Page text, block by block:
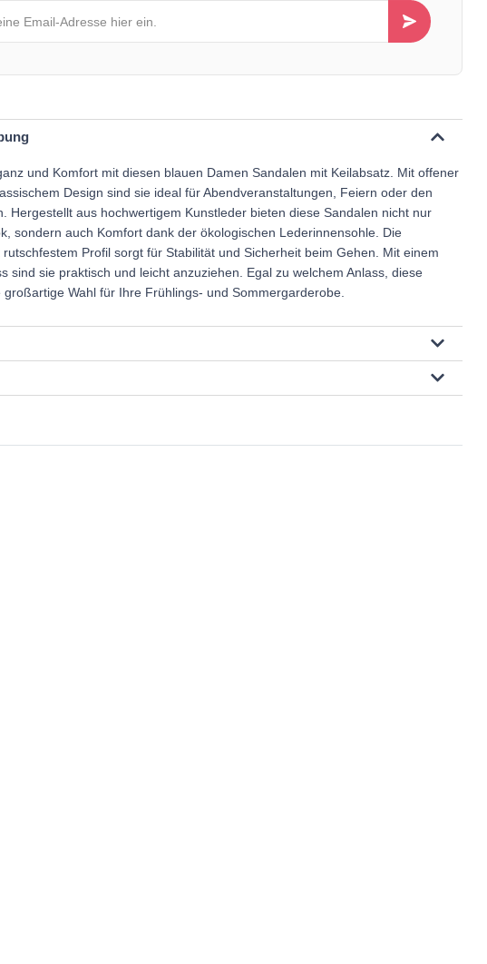
und Komfort mit diesen blauen Damen Sandalen mit Keilabsatz. Mit offener
Design sind sie ideal für Abendveranstaltungen, Feiern oder den
Hergestellt aus hochwertigem Kunstleder bieten diese Sandalen nicht nur
sondern auch Komfort dank der ökologischen Lederinnensohle. Die
Profil sorgt für Stabilität und Sicherheit beim Gehen. Mit einem
sind sie praktisch und leicht anzuziehen. Egal zu welchem Anlass, diese
Wahl für Ihre Frühlings- und Sommergarderobe.